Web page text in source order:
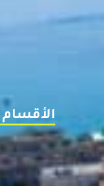
الأقسام